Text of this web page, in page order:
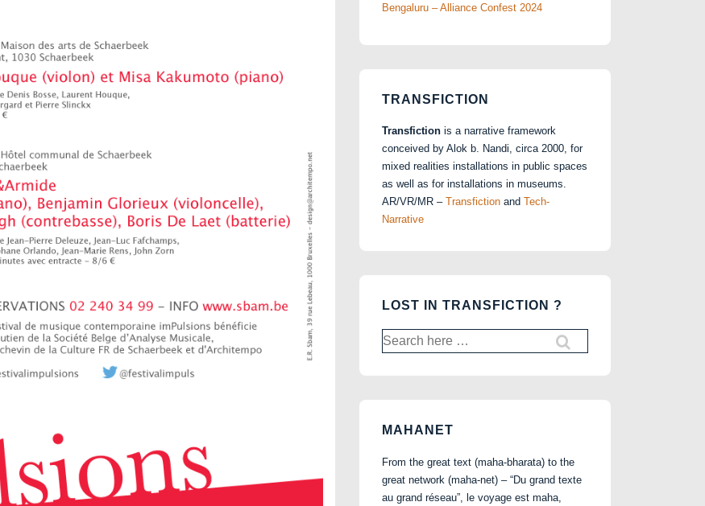
Bengaluru – Alliance Confest 2024
TRANSFICTION
Transfiction is a narrative framework
conceived by Alok b. Nandi, circa 2000, for
mixed realities installations in public spaces
as well as for installations in museums.
AR/VR/MR – Transfiction and Tech-
Narrative
LOST IN TRANSFICTION ?
Search
for:
MAHANET
From the great text (maha-bharata) to the
great network (maha-net) – “Du grand texte
au grand réseau”, le voyage est maha,